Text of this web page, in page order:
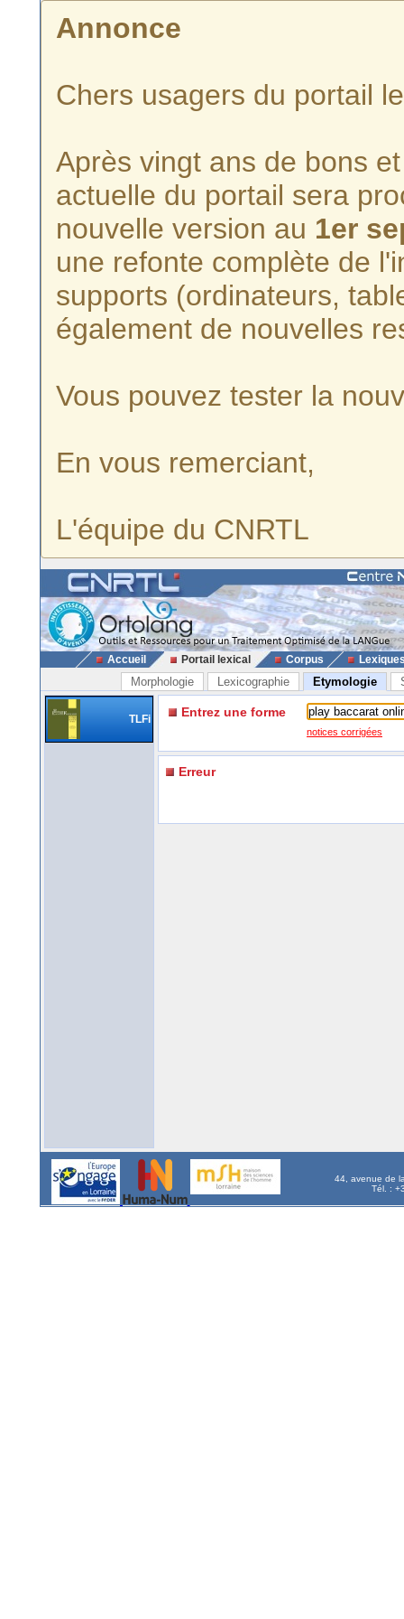
Annonce
Chers usagers du portail
Après vingt ans de bons
actuelle du portail sera
nouvelle version au 1er
une refonte complète de
supports (ordinateurs,
également de nouvelles
Vous pouvez tester la
En vous remerciant,
L'équipe du CNRTL
Accueil Portail lexical Corpus
Morphologie Lexicographie Etymologie
TLFi Entrez une forme
notices corrigées
Erreur
44, avenue de
Tél. :